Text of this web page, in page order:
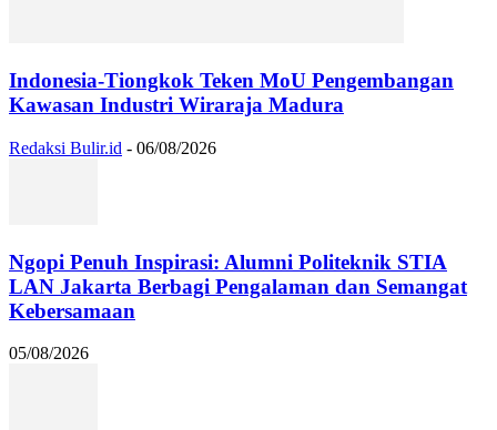
Indonesia-Tiongkok Teken MoU Pengembangan
Kawasan Industri Wiraraja Madura
Redaksi Bulir.id - 06/08/2026
Ngopi Penuh Inspirasi: Alumni Politeknik STIA
LAN Jakarta Berbagi Pengalaman dan Semangat
Kebersamaan
05/08/2026